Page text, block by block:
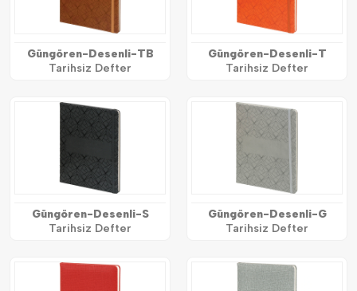
Güngören-Desenli-TB
Tarihsiz Defter
Güngören-Desenli-T
Tarihsiz Defter
Güngören-Desenli-S
Tarihsiz Defter
Güngören-Desenli-G
Tarihsiz Defter